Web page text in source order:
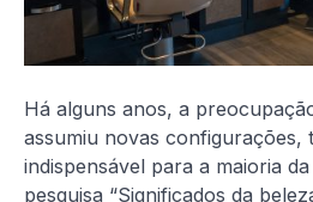
Há alguns anos, a
assumiu novas configurações,
indispensável para a maioria
pesquisa “Significados da